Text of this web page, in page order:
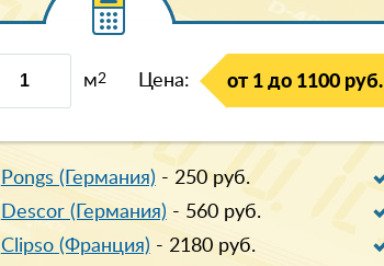
м2 Цена: от 1 до 1100 руб.
Pongs (Германия) - 250руб.
Descor (Германия) - 560руб.
Clipso (Франция) - 2180руб.